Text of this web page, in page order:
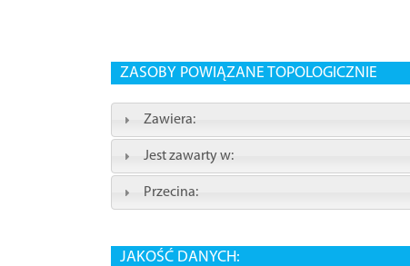
ZASOBY POWIĄZANE TOPOLOGICZNIE
Zawiera:
Jest zawarty w:
Przecina:
JAKOŚĆ DANYCH: